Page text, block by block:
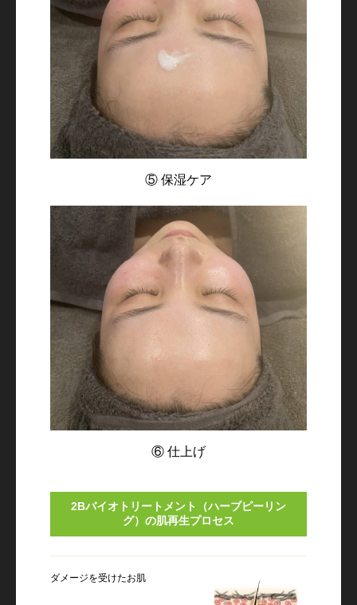
⑤ 保湿ケア
⑥ 仕上げ
2Bバイオトリートメント（ハーブピーリン
グ）の肌再生プロセス
ダメージを受けたお肌